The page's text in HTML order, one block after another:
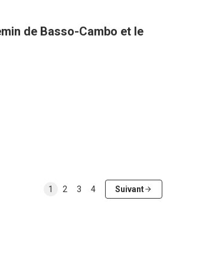
de Basso-Cambo et le
1 2 3 4 Suivant